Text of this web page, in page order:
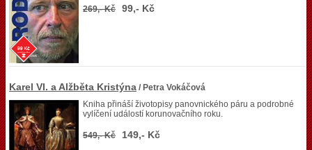
269,- Kč 99,- Kč
Karel VI. a Alžběta Kristýna / Petra Vokáčová
Kniha přináší životopisy panovnického páru a podrobné
vylíčení událostí korunovačního roku.
549,- Kč 149,- Kč